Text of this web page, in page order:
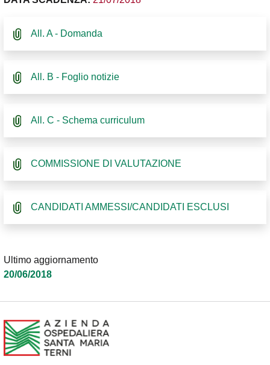
All. A - Domanda
All. B - Foglio notizie
All. C - Schema curriculum
COMMISSIONE DI VALUTAZIONE
CANDIDATI AMMESSI/CANDIDATI ESCLUSI
Ultimo aggiornamento
20/06/2018